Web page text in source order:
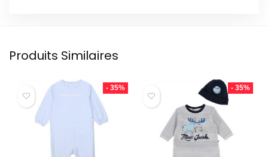
Produits Similaires
- 35% - 35%